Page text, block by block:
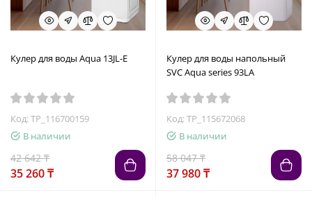
Кулер для воды Aqua 13JL-E
Код: TP_116700159
В наличии
42 642 ₸
35 260 ₸
Кулер для воды напольный
SVC Aqua series 93LA
Код: TP_115672068
В наличии
58 047 ₸
37 980 ₸